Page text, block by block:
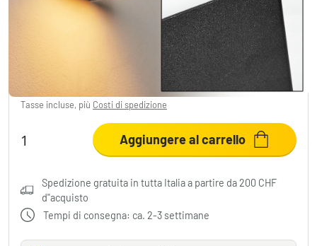
Fontanile Applique da esterno LED Nero,
CHF 138.95
Tasse incluse, più Costi di spedizione
Aggiungere al carrello
Spedizione gratuita in tutta Italia a partire da 200 CHF
d"acquisto
Tempi di consegna: ca. 2-3 settimane